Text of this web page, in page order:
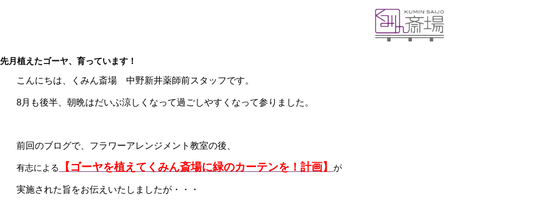
先月植えたゴーヤ、育っています！
こんにちは、くみん斎場 中野新井薬師前スタッフです。
8月も後半、朝晩はだいぶ涼しくなって過ごしやすくなって参りました。
前回のブログで、フラワーアレンジメント教室の後、
有志による 【ゴーヤを植えてくみん斎場に緑のカーテンを！計画】 が
実施された旨をお伝えいたしましたが・・・